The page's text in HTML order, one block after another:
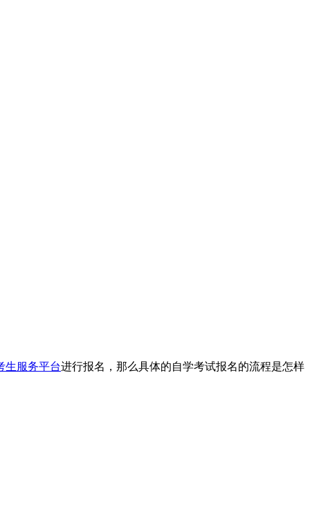
生服务平台进行报名，那么具体的自学考试报名的流程是怎样